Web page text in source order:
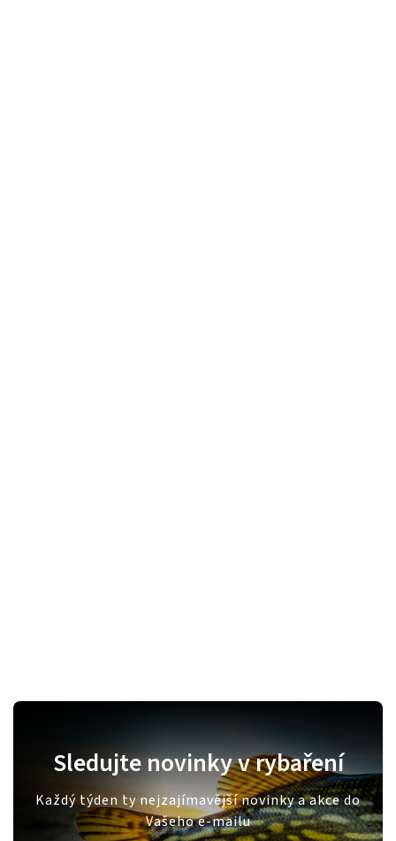
Sledujte novinky v rybaření
Každý týden ty nejzajímavější novinky a akce do
Vašeho e-mailu